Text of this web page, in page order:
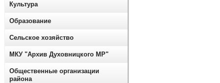
Культура
Образование
Сельское хозяйство
МКУ "Архив Духовницкого МР"
Общественные организации
района